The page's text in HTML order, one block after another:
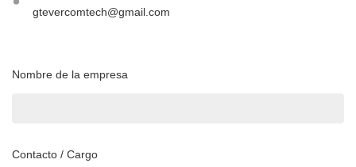
Nombre de la empresa
Contacto / Cargo
gtevercomtech@gmail.com